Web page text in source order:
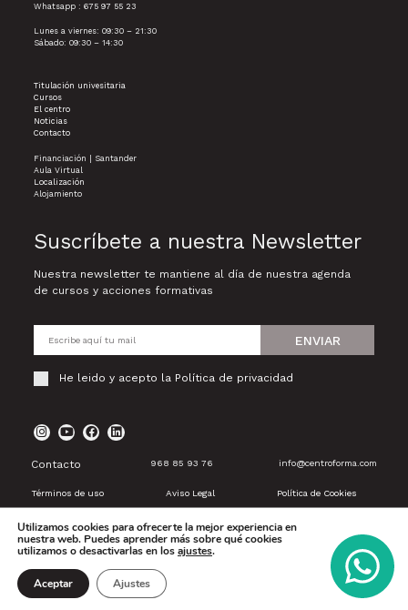
Whatsapp : 675 97 55 23
Lunes a viernes: 09:30 – 21:30
Sábado: 09:30 – 14:30
Titulación univesitaria
Cursos
El centro
Noticias
Contacto
Financiación | Santander
Aula Virtual
Localización
Alojamiento
Suscríbete a nuestra Newsletter
Nuestra newsletter te mantiene al día de nuestra agenda
de cursos y acciones formativas
He leido y acepto la Política de privacidad
ENVIAR
Contacto 968 85 93 76 info@centroforma.com
Términos de uso Aviso Legal Política de Cookies
Utilizamos cookies para ofrecerte la mejor experiencia en
nuestra web. Puedes aprender más sobre qué cookies
utilizamos o desactivarlas en losajustes.
Aceptar Ajustes